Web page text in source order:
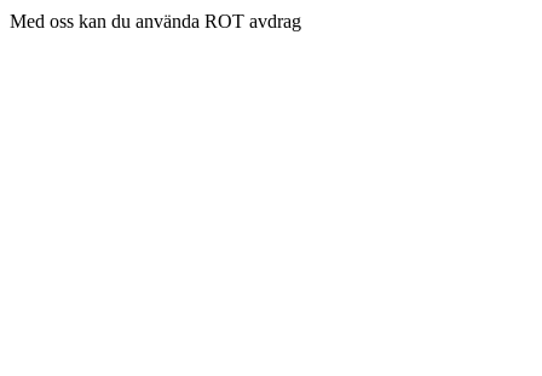
Med oss kan du använda ROT avdrag